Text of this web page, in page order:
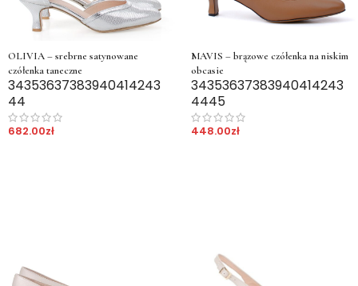
OLIVIA – srebrne satynowane
czółenka taneczne
34353637383940414243
44
682.00zł
MAVIS – brązowe czółenka na niskim
obcasie
34353637383940414243
4445
448.00zł